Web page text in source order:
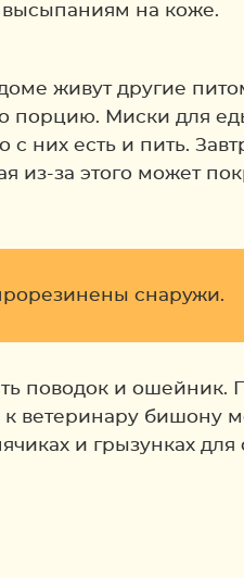
высыпаниям на коже.
живут другие
порцию. Миски для
них есть и пить.
из-за этого может
снаружи.
поводок и ошейник.
к ветеринару бишону
и грызунках для